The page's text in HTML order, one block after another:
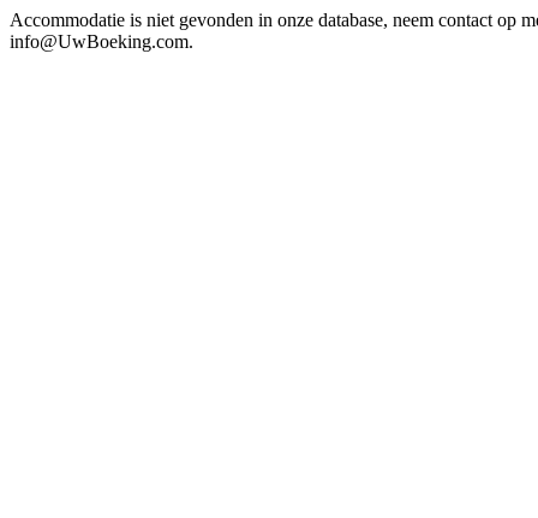
Accommodatie is niet gevonden in onze database, neem contact
info@UwBoeking.com.